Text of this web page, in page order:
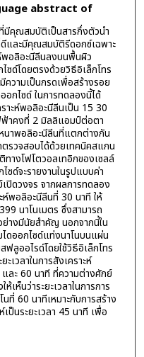
abstract of
มีคุณสมบัติเป็นสารกึ่งตัวนำ
และมีคุณสมบัติรีดอกซ์เฉพาะ
พอลิอะนีลีนลงบนพื้นผิว
ซด์โดยตรงด้วยวิธีอิเล็กโทร
ความเป็นกรดเพื่อสร้างรอย
กไซด์ ในการทดลองนี้ได้
ราะห์พอลิอะนีลีนเป็น 15 30
ฟ้าคงที่ 2 มิลลิแอมป์ต่อตา
นาพอลิอะนีลีนที่แตกต่างกัน
รวจสอบได้ด้วยเทคนิคสแกน
างโฟโตวอลเทอิกของเซลล์
ซด์จะรายงานในรูปแบบค่า
ปิดวงจร จากผลการทดลอง
ะห์พอลิอะนีลีนที่ 30 นาที ให้
นาโนเมตร ซึ่งสามารถ
างมีนัยสำคัญ นอกจากนี้ใน
ไดออกไซด์แท่งนาโนบนแผ่น
ฟลูออไรด์โดยใช้วิธีอิเล็กโทร
เวลาในการสังเคราะห์
และ 60 นาที ที่ความต่างศักย์
ห็นว่าระยะเวลาในการการ
นที่ 60 นาทีเหมาะกับการสร้าง
ป็นระยะเวลา 45 นาที เพื่อ